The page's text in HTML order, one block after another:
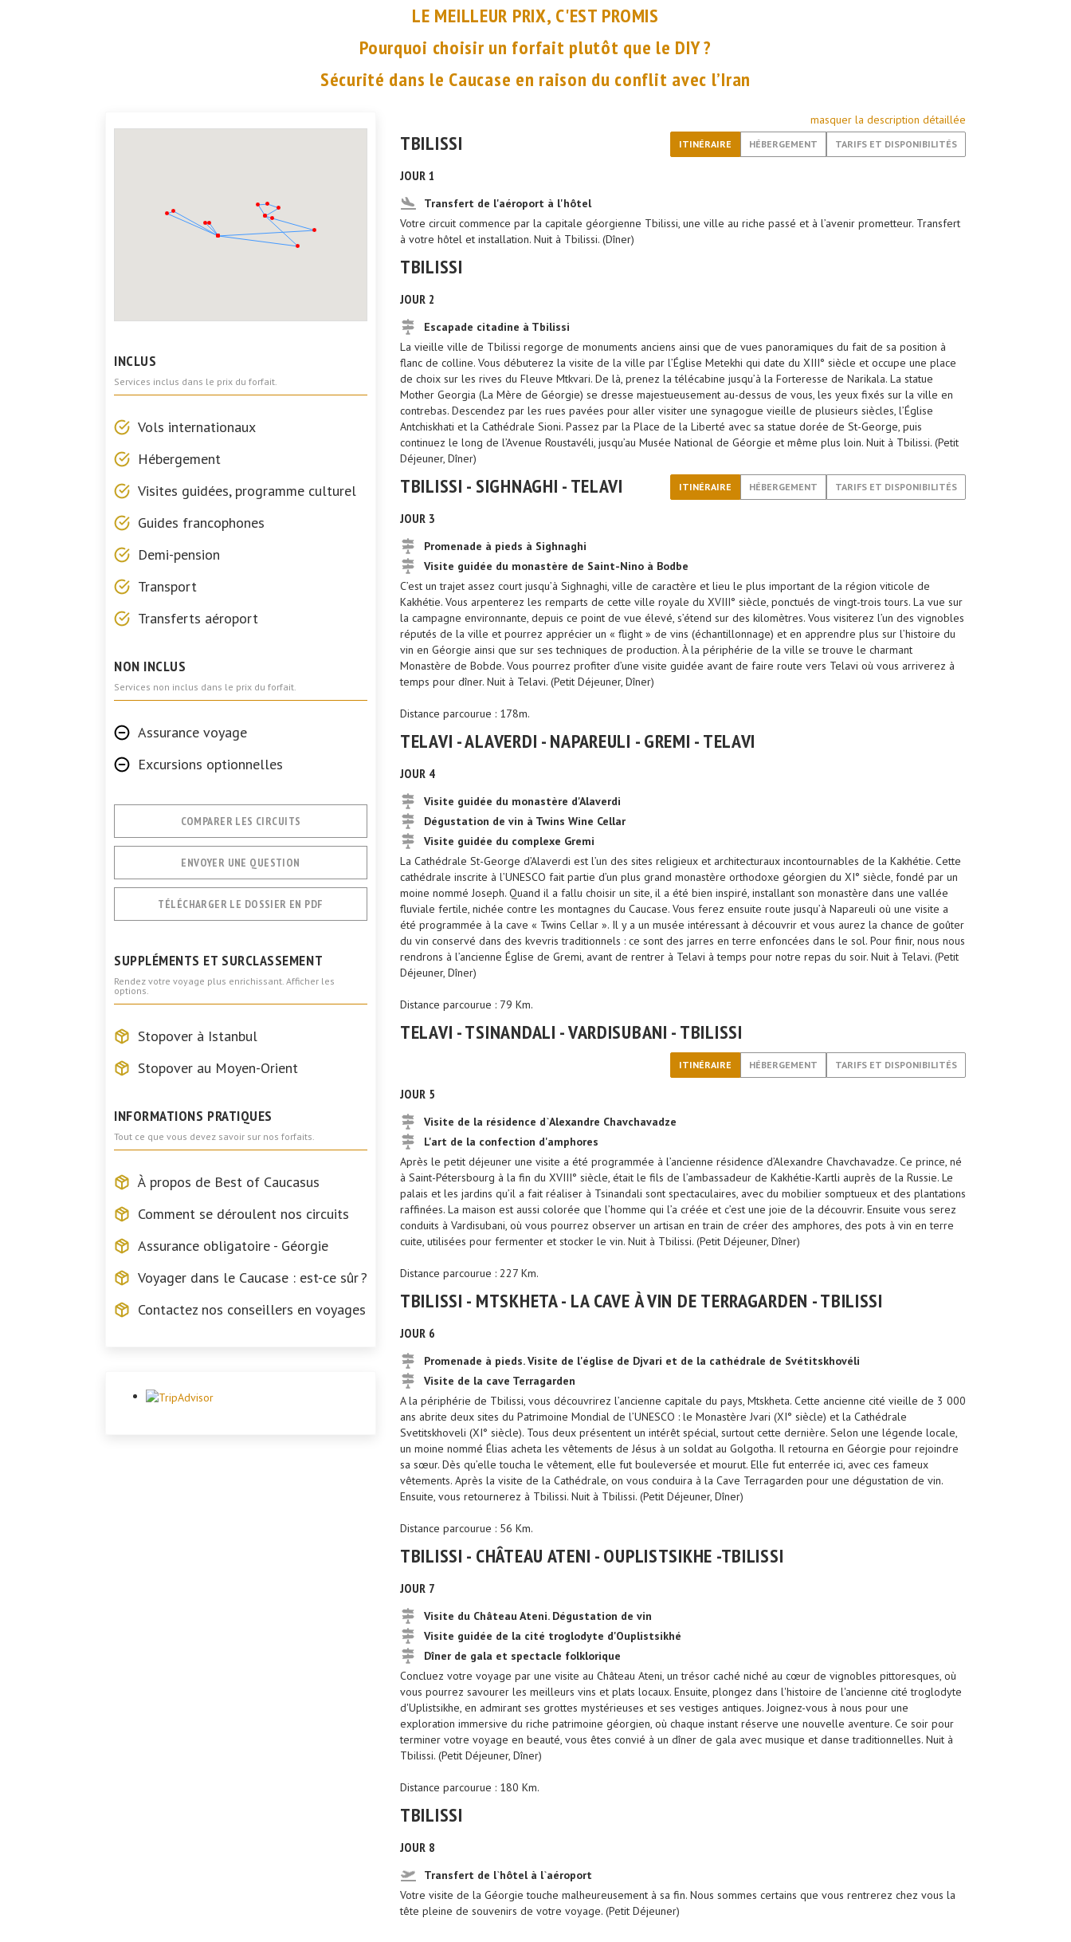
LE MEILLEUR PRIX, C'EST PROMIS
Pourquoi choisir un forfait plutôt que le DIY ?
Sécurité dans le Caucase en raison du conflit avec l’Iran
INCLUS
Services inclus dans le prix du forfait.
Vols internationaux
Hébergement
Visites guidées, programme culturel
Guides francophones
Demi-pension
Transport
Transferts aéroport
NON INCLUS
Services non inclus dans le prix du forfait.
Assurance voyage
Excursions optionnelles
COMPARER LES CIRCUITS
ENVOYER UNE QUESTION
TÉLÉCHARGER LE DOSSIER EN PDF
SUPPLÉMENTS ET SURCLASSEMENT
Rendez votre voyage plus enrichissant. Afficher les
options.
Stopover à Istanbul
Stopover au Moyen-Orient
INFORMATIONS PRATIQUES
Tout ce que vous devez savoir sur nos forfaits.
À propos de Best of Caucasus
Comment se déroulent nos circuits
Assurance obligatoire - Géorgie
Voyager dans le Caucase : est-ce sûr ?
Contactez nos conseillers en voyages
masquer la description détaillée
TBILISSI ITINÉRAIRE HÉBERGEMENT TARIFS ET DISPONIBILITÉS
JOUR 1
Transfert de l'aéroport à l'hôtel
Votre circuit commence par la capitale géorgienne Tbilissi, une ville au riche passé et à l’avenir prometteur. Transfert
à votre hôtel et installation. Nuit à Tbilissi. (Dîner)
TBILISSI
JOUR 2
Escapade citadine à Tbilissi
La vieille ville de Tbilissi regorge de monuments anciens ainsi que de vues panoramiques du fait de sa position à
flanc de colline. Vous débuterez la visite de la ville par l’Église Metekhi qui date du XIII° siècle et occupe une place
de choix sur les rives du Fleuve Mtkvari. De là, prenez la télécabine jusqu’à la Forteresse de Narikala. La statue
Mother Georgia (La Mère de Géorgie) se dresse majestueusement au-dessus de vous, les yeux fixés sur la ville en
contrebas. Descendez par les rues pavées pour aller visiter une synagogue vieille de plusieurs siècles, l’Église
Antchiskhati et la Cathédrale Sioni. Passez par la Place de la Liberté avec sa statue dorée de St-George, puis
continuez le long de l’Avenue Roustavéli, jusqu’au Musée National de Géorgie et même plus loin. Nuit à Tbilissi. (Petit
Déjeuner, Dîner)
TBILISSI - SIGHNAGHI - TELAVI ITINÉRAIRE HÉBERGEMENT TARIFS ET DISPONIBILITÉS
JOUR 3
Promenade à pieds à Sighnaghi
Visite guidée du monastère de Saint-Nino à Bodbe
C’est un trajet assez court jusqu’à Sighnaghi, ville de caractère et lieu le plus important de la région viticole de
Kakhétie. Vous arpenterez les remparts de cette ville royale du XVIII° siècle, ponctués de vingt-trois tours. La vue sur
la campagne environnante, depuis ce point de vue élevé, s’étend sur des kilomètres. Vous visiterez l’un des vignobles
réputés de la ville et pourrez apprécier un « flight » de vins (échantillonnage) et en apprendre plus sur l’histoire du
vin en Géorgie ainsi que sur ses techniques de production. À la périphérie de la ville se trouve le charmant
Monastère de Bobde. Vous pourrez profiter d’une visite guidée avant de faire route vers Telavi où vous arriverez à
temps pour dîner. Nuit à Telavi. (Petit Déjeuner, Dîner)
Distance parcourue : 178m.
TELAVI - ALAVERDI - NAPAREULI - GREMI - TELAVI
JOUR 4
Visite guidée du monastère d'Alaverdi
Dégustation de vin à Twins Wine Cellar
Visite guidée du complexe Gremi
La Cathédrale St-George d’Alaverdi est l’un des sites religieux et architecturaux incontournables de la Kakhétie. Cette
cathédrale inscrite à l’UNESCO fait partie d’un plus grand monastère orthodoxe géorgien du XI° siècle, fondé par un
moine nommé Joseph. Quand il a fallu choisir un site, il a été bien inspiré, installant son monastère dans une vallée
fluviale fertile, nichée contre les montagnes du Caucase. Vous ferez ensuite route jusqu’à Napareuli où une visite a
été programmée à la cave « Twins Cellar ». Il y a un musée intéressant à découvrir et vous aurez la chance de goûter
du vin conservé dans des kvevris traditionnels : ce sont des jarres en terre enfoncées dans le sol. Pour finir, nous nous
rendrons à l’ancienne Église de Gremi, avant de rentrer à Telavi à temps pour notre repas du soir. Nuit à Telavi. (Petit
Déjeuner, Dîner)
Distance parcourue : 79 Km.
TELAVI - TSINANDALI - VARDISUBANI - TBILISSI
ITINÉRAIRE HÉBERGEMENT TARIFS ET DISPONIBILITÉS
JOUR 5
Visite de la résidence d`Alexandre Chavchavadze
L'art de la confection d'amphores
Après le petit déjeuner une visite a été programmée à l’ancienne résidence d’Alexandre Chavchavadze. Ce prince, né
à Saint-Pétersbourg à la fin du XVIII° siècle, était le fils de l’ambassadeur de Kakhétie-Kartli auprès de la Russie. Le
palais et les jardins qu’il a fait réaliser à Tsinandali sont spectaculaires, avec du mobilier somptueux et des plantations
raffinées. La maison est aussi colorée que l’homme qui l’a créée et c’est une joie de la découvrir. Ensuite vous serez
conduits à Vardisubani, où vous pourrez observer un artisan en train de créer des amphores, des pots à vin en terre
cuite, utilisées pour fermenter et stocker le vin. Nuit à Tbilissi. (Petit Déjeuner, Dîner)
Distance parcourue : 227 Km.
TBILISSI - MTSKHETA - LA CAVE À VIN DE TERRAGARDEN - TBILISSI
JOUR 6
Promenade à pieds. Visite de l'église de Djvari et de la cathédrale de Svétitskhovéli
Visite de la cave Terragarden
A la périphérie de Tbilissi, vous découvrirez l’ancienne capitale du pays, Mtskheta. Cette ancienne cité vieille de 3 000
ans abrite deux sites du Patrimoine Mondial de l’UNESCO : le Monastère Jvari (XI° siècle) et la Cathédrale
Svetitskhoveli (XI° siècle). Tous deux présentent un intérêt spécial, surtout cette dernière. Selon une légende locale,
un moine nommé Élias acheta les vêtements de Jésus à un soldat au Golgotha. Il retourna en Géorgie pour rejoindre
sa sœur. Dès qu’elle toucha le vêtement, elle fut bouleversée et mourut. Elle fut enterrée ici, avec ces fameux
vêtements. Après la visite de la Cathédrale, on vous conduira à la Cave Terragarden pour une dégustation de vin.
Ensuite, vous retournerez à Tbilissi. Nuit à Tbilissi. (Petit Déjeuner, Dîner)
Distance parcourue : 56 Km.
TBILISSI - CHÂTEAU ATENI - OUPLISTSIKHE -TBILISSI
JOUR 7
Visite du Château Ateni. Dégustation de vin
Visite guidée de la cité troglodyte d'Ouplistsikhé
Dîner de gala et spectacle folklorique
Concluez votre voyage par une visite au Château Ateni, un trésor caché niché au cœur de vignobles pittoresques, où
vous pourrez savourer les meilleurs vins et plats locaux. Ensuite, plongez dans l'histoire de l'ancienne cité troglodyte
d'Uplistsikhe, en admirant ses grottes mystérieuses et ses vestiges antiques. Joignez-vous à nous pour une
exploration immersive du riche patrimoine géorgien, où chaque instant réserve une nouvelle aventure. Ce soir pour
terminer votre voyage en beauté, vous êtes convié à un dîner de gala avec musique et danse traditionnelles. Nuit à
Tbilissi. (Petit Déjeuner, Dîner)
Distance parcourue : 180 Km.
TBILISSI
JOUR 8
Transfert de l`hôtel à l`aéroport
Votre visite de la Géorgie touche malheureusement à sa fin. Nous sommes certains que vous rentrerez chez vous la
tête pleine de souvenirs de votre voyage. (Petit Déjeuner)